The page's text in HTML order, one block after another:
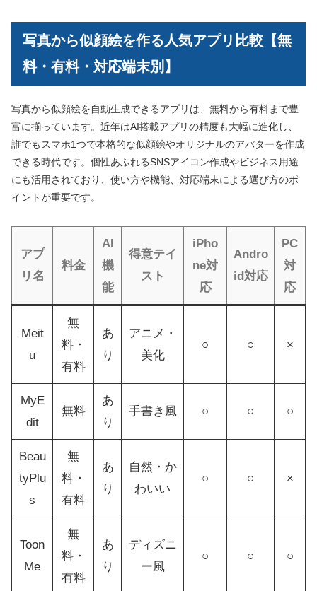
写真から似顔絵を作る人気アプリ比較【無
料・有料・対応端末別】
写真から似顔絵を自動生成できるアプリは、無料から有料まで豊
富に揃っています。近年はAI搭載アプリの精度も大幅に進化し、
誰でもスマホ1つで本格的な似顔絵やオリジナルのアバターを作成
できる時代です。個性あふれるSNSアイコン作成やビジネス用途
にも活用されており、使い方や機能、対応端末による選び方のポ
イントが重要です。
アプ
リ名
料金
AI
機
能
得意テイ
スト
iPho
ne対
応
Andro
id対応
PC
対
応
Meit
u
無
料・
有料
あ
り
アニメ・
美化
○ ○ ×
MyE
dit
無料
あ
り
手書き風 ○ ○ ○
Beau
tyPlu
s
無
料・
有料
あ
り
自然・か
わいい
○ ○ ×
Toon
Me
無
料・
有料
あ
り
ディズニ
ー風
○ ○ ○